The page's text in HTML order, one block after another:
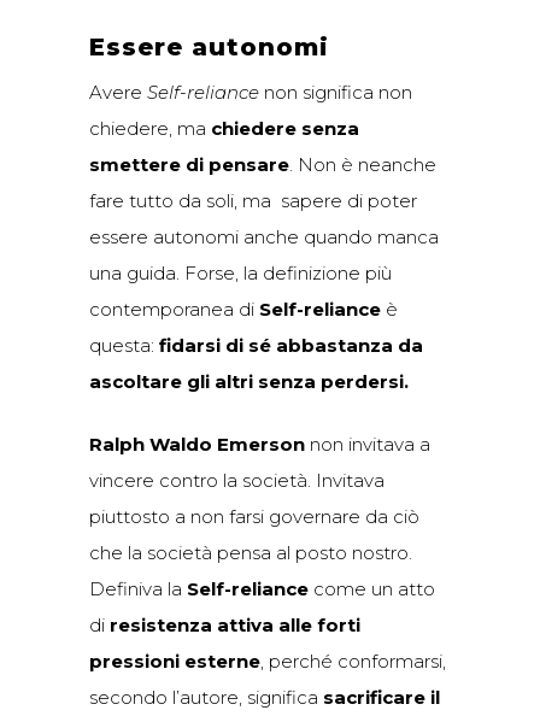
Essere autonomi
Avere Self-reliance non significa non
chiedere, ma chiedere senza
smettere di pensare. Non è neanche
fare tutto da soli, ma sapere di poter
essere autonomi anche quando manca
una guida. Forse, la definizione più
contemporanea di Self-reliance è
questa: fidarsi di sé abbastanza da
ascoltare gli altri senza perdersi.
Ralph Waldo Emerson non invitava a
vincere contro la società. Invitava
piuttosto a non farsi governare da ciò
che la società pensa al posto nostro.
Definiva la Self-reliance come un atto
di resistenza attiva alle forti
pressioni esterne, perché conformarsi,
secondo l’autore, significa sacrificare il